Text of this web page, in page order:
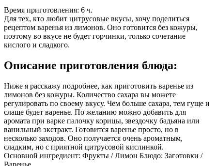
Время приготовления: 6 ч.
Для тех, кто любит цитрусовые вкусы, хочу поделиться
рецептом варенья из лимонов. Оно готовится без кожуры,
поэтому во вкусе не будет горчинки, только сочетание
кислого и сладкого.
Описание приготовления блюда:
Ниже я расскажу подробнее, как приготовить варенье из
лимонов без кожуры. Количество сахара вы можете
регулировать по своему вкусу. Чем больше сахара, тем гуще и
слаще будет варенье. По желанию можно добавить для
аромата при варке палочку корицы, звездочку бадьяна или
ванильный экстракт. Готовится варенье просто, но в
несколько заходов. Оно получается очень ароматным,
сладким, но с приятной цитрусовой кислинкой.
Основной ингредиент: Фрукты / Лимон Блюдо: Заготовки /
Варенье